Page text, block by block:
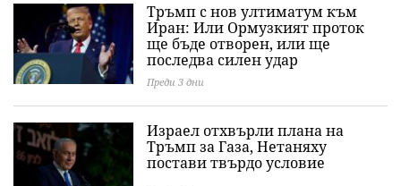
Тръмп с нов ултиматум към
Иран: Или Ормузкият проток
ще бъде отворен, или ще
последва силен удар
Преди 3 дни
Израел отхвърли плана на
Тръмп за Газа, Нетаняху
постави твърдо условие